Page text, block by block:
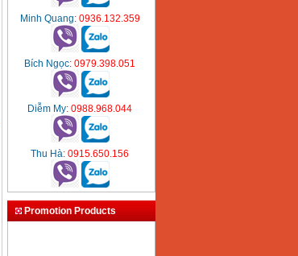
Minh Quang: 0936.132.359
Bích Ngọc: 0979.398.051
Diễm My: 0988.968.044
Thu Hà: 0915.650.156
Promotion Products